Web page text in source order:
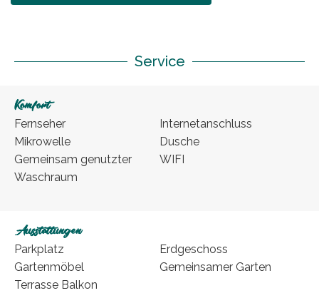
Service
Komfort
Fernseher
Mikrowelle
Gemeinsam genutzter
Waschraum
Internetanschluss
Dusche
WIFI
Ausstattungen
Parkplatz
Gartenmöbel
Terrasse Balkon
Erdgeschoss
Gemeinsamer Garten